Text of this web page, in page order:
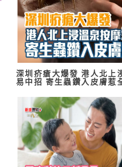
深圳疥瘡大爆發 港人北上
易中招 寄生蟲鑽入皮膚惹